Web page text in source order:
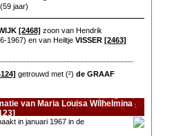
jaar)
[2468] zoon van Hendrik
1967) en van Heiltje VISSER [2463]
getrouwd met (²)de GRAAF
van Maria Louisa Wilhelmina
in januari 1967 in de